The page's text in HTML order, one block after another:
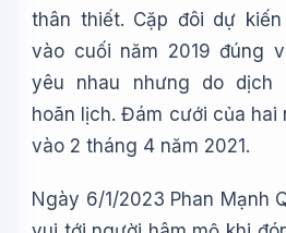
thân thiết. Cặp đôi dự
vào cuối năm 2019 đúng
yêu nhau nhưng do dịch
hoãn lịch. Đám cưới của
vào 2 tháng 4 năm 2021.
Ngày 6/1/2023 Phan Mạnh